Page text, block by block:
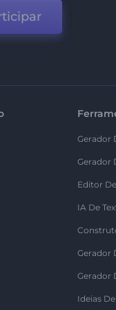
Gerador
Gerador
Editor
IA De
Gerador
Gerador
Ideias